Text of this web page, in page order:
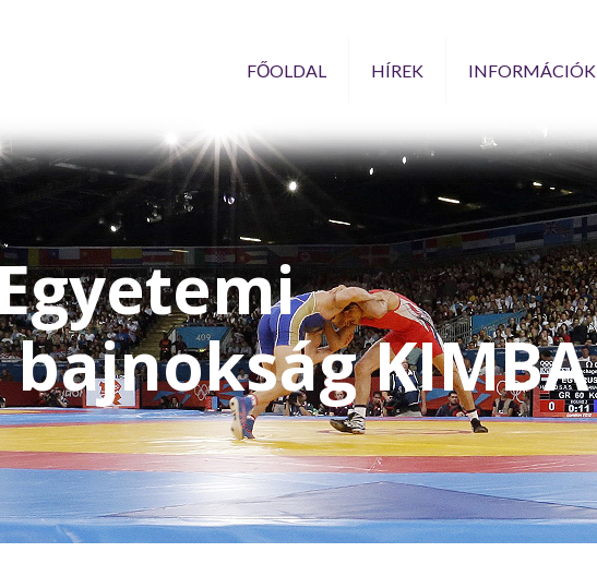
FŐOLDAL HÍREK INFORMÁCIÓK
KIMBA